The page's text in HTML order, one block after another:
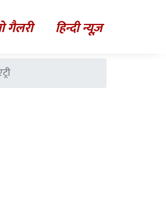
गैलरी हिन्दी न्यूज़